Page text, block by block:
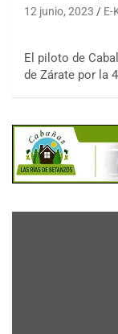
12 junio, 2023 E-
El piloto de
de Zárate por la